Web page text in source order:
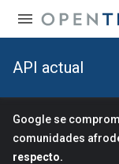
API actual
Google se
comunidades
respecto.